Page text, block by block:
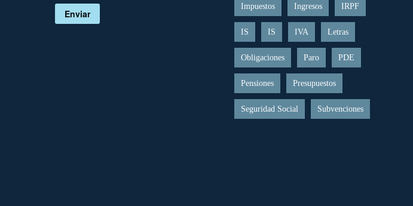
Enviar
Impuestos Ingresos IRPF
IS IS IVA Letras
Obligaciones Paro PDE
Pensiones Presupuestos
Seguridad Social Subvenciones